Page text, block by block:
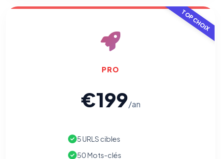
TOP CHOIX
PRO
€199/an
5 URLS cibles
50 Mots-clés
bandeau cookies(cadre distinct du site web). Pour vous y
lien dédié en pied de chaque courriel(« Pour
vous opposer à ce suivi ») — sans vous désinscrire des envois — ou
contact@logicielreferencement.com Politique de
(section Traceurs dans les Courriels).